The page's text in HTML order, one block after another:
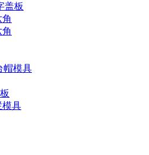
盖板
帽模具
模具